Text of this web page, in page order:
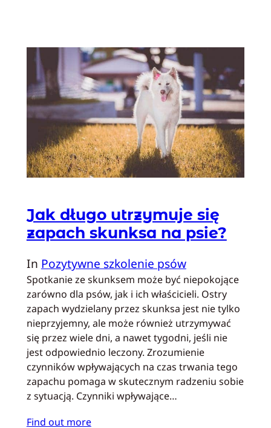
Jak długo utrzymuje się
zapach skunksa na psie?
In Pozytywne szkolenie psów
Spotkanie ze skunksem może być niepokojące
zarówno dla psów, jak i ich właścicieli. Ostry
zapach wydzielany przez skunksa jest nie tylko
nieprzyjemny, ale może również utrzymywać
się przez wiele dni, a nawet tygodni, jeśli nie
jest odpowiednio leczony. Zrozumienie
czynników wpływających na czas trwania tego
zapachu pomaga w skutecznym radzeniu sobie
z sytuacją. Czynniki wpływające…
Find out more